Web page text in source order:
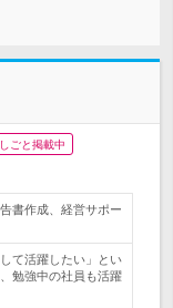
ごと掲載中
書作成、経営サポー
て活躍したい」とい
勉強中の社員も活躍